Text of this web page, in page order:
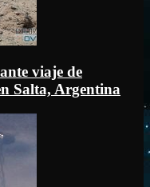
viaje de
Salta, Argentina